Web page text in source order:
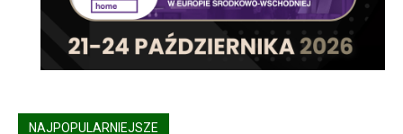
NAJPOPULARNIEJSZE